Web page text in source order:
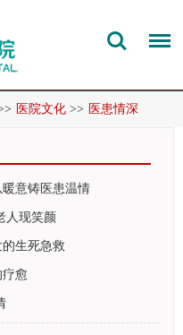
医院文化 >> 医患情深
暖意铸医患温情
人现笑颜
生死急救
愈